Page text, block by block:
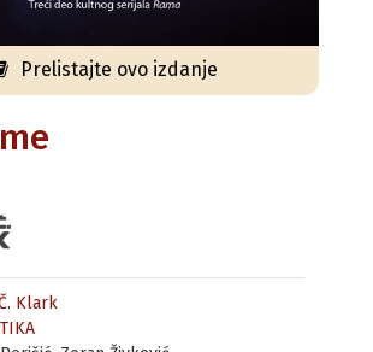
Prelistajte ovo izdanje
Klark